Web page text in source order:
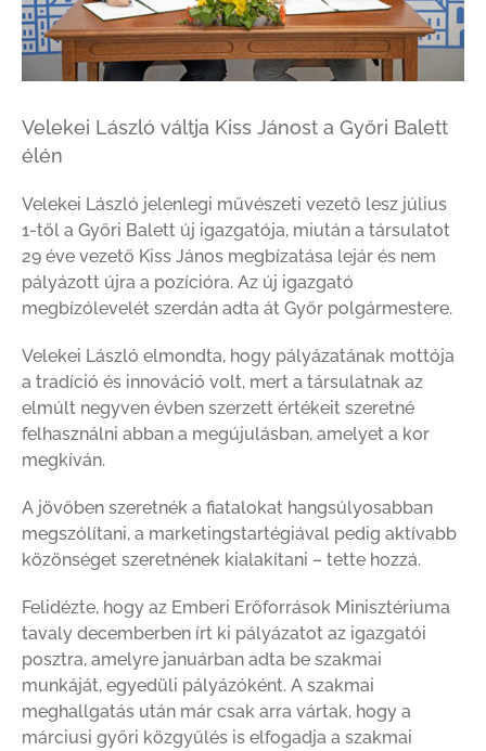
Velekei László váltja Kiss Jánost a Győri Balett
élén
Velekei László jelenlegi művészeti vezető lesz július
1-től a Győri Balett új igazgatója, miután a társulatot
29 éve vezető Kiss János megbízatása lejár és nem
pályázott újra a pozícióra. Az új igazgató
megbízólevelét szerdán adta át Győr polgármestere.
Velekei László elmondta, hogy pályázatának mottója
a tradíció és innováció volt, mert a társulatnak az
elmúlt negyven évben szerzett értékeit szeretné
felhasználni abban a megújulásban, amelyet a kor
megkíván.
A jövőben szeretnék a fiatalokat hangsúlyosabban
megszólítani, a marketingstartégiával pedig aktívabb
közönséget szeretnének kialakítani – tette hozzá.
Felidézte, hogy az Emberi Erőforrások Minisztériuma
tavaly decemberben írt ki pályázatot az igazgatói
posztra, amelyre januárban adta be szakmai
munkáját, egyedüli pályázóként. A szakmai
meghallgatás után már csak arra vártak, hogy a
márciusi győri közgyűlés is elfogadja a szakmai